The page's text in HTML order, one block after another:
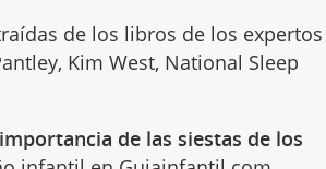
de los libros de los expertos
Kim West, National Sleep
de las siestas de los